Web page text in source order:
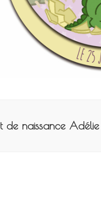
de naissance Adélie